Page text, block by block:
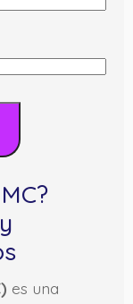
es una